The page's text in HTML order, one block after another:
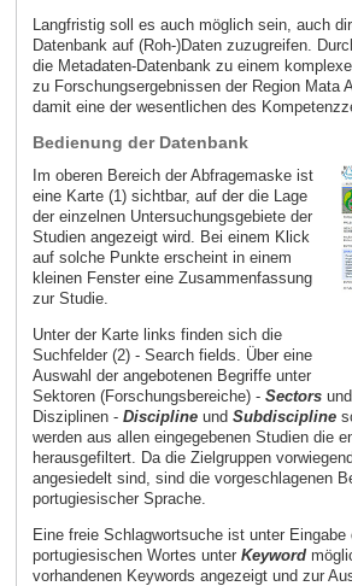
Langfristig soll es auch möglich sein, auch
Datenbank auf (Roh-)Daten zuzugreifen.
die Metadaten-Datenbank zu einem
zu Forschungsergebnissen der Region Mata
damit eine der wesentlichen des
Bedienung der Datenbank
Im oberen Bereich der Abfragemaske ist
eine Karte (1) sichtbar, auf der die Lage
der einzelnen Untersuchungsgebiete der
Studien angezeigt wird. Bei einem Klick
auf solche Punkte erscheint in einem
kleinen Fenster eine Zusammenfassung
zur Studie.
Unter der Karte links finden sich die
Suchfelder (2) - Search fields. Über eine
Auswahl der angebotenen Begriffe unter
Sektoren (Forschungsbereiche) - Sectors
Disziplinen - Discipline und Subdiscipline
werden aus allen eingegebenen Studien die
herausgefiltert. Da die Zielgruppen
angesiedelt sind, sind die vorgeschlagenen
portugiesischer Sprache.
Eine freie Schlagwortsuche ist unter
portugiesischen Wortes unter Keyword
vorhandenen Keywords angezeigt und zur